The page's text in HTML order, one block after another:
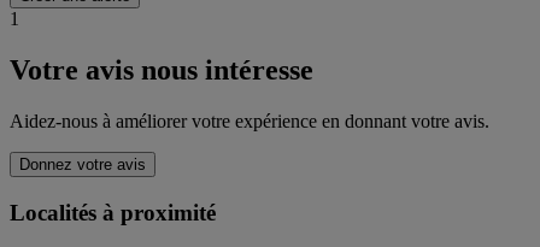
1
Votre avis nous intéresse
Aidez-nous à améliorer votre expérience en donnant votre avis.
Donnez votre avis
Localités à proximité